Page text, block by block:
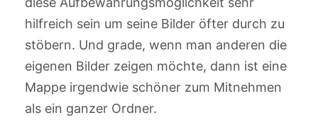
hilfreich sein um seine Bilder öfter durch zu
stöbern. Und grade, wenn man anderen die
eigenen Bilder zeigen möchte, dann ist eine
Mappe irgendwie schöner zum Mitnehmen
als ein ganzer Ordner.